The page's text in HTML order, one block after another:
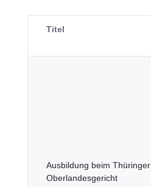
Titel
Ausbildung beim Thüringer
Oberlandesgericht